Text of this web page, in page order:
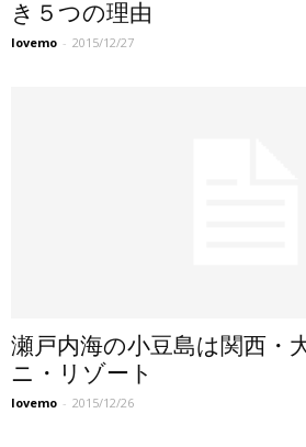
き５つの理由
lovemo - 2015/12/27
瀬戸内海の小豆島は関西・
ニ・リゾート
lovemo - 2015/12/26